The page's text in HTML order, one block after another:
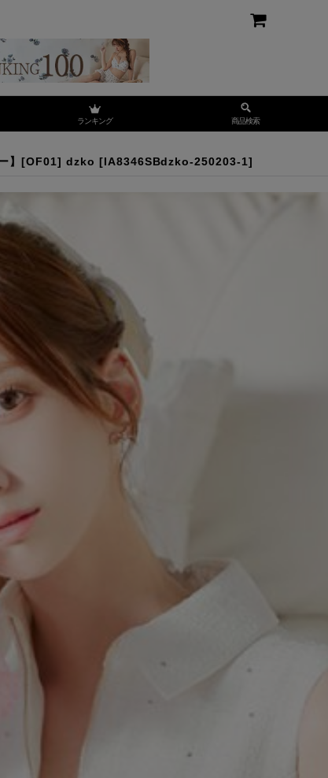
ランキング 商品検索
】[OF01] dzko [IA8346SBdzko-250203-1]